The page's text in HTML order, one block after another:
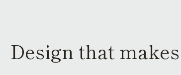
Design that